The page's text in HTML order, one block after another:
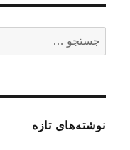
برای:
نوشته‌های تازه